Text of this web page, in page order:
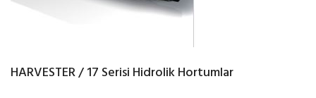
HARVESTER / 17 Serisi Hidrolik Hortumlar